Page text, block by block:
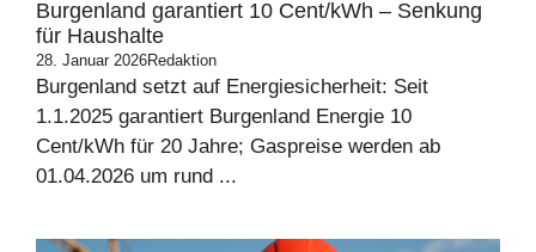
Burgenland garantiert 10 Cent/kWh – Senkung
für Haushalte
28. Januar 2026Redaktion
Burgenland setzt auf Energiesicherheit: Seit
1.1.2025 garantiert Burgenland Energie 10
Cent/kWh für 20 Jahre; Gaspreise werden ab
01.04.2026 um rund ...